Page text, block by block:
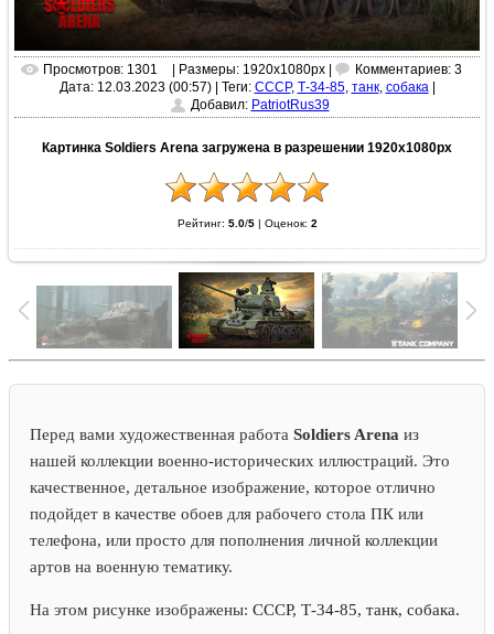
Просмотров: 1301 | Размеры: 1920x1080px |
Комментариев: 3
Дата: 12.03.2023 (00:57)| Теги: СССР, Т-34-85, танк, собака|
Добавил: PatriotRus39
Картинка Soldiers Arena загружена в разрешении 1920x1080px
Рейтинг: 5.0/5| Оценок: 2
Перед вами художественная работа Soldiers Arena из
нашей коллекции военно-исторических иллюстраций. Это
качественное, детальное изображение, которое отлично
подойдет в качестве обоев для рабочего стола ПК или
телефона, или просто для пополнения личной коллекции
артов на военную тематику.
На этом рисунке изображены: СССР, Т-34-85, танк, собака.